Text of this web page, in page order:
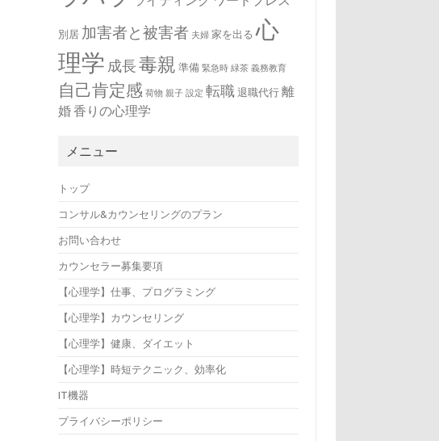
別居 加害者と被害者 夫婦 家を出る 心
理学 成長毒親 準備 緊急時 緑茶 義務教育
自己肯定感 荷物 親子 設定 転職 退職代行 離
婚香りの心理学
メニュー
トップ
コンサル&カウンセリングのプラン
お問い合わせ
カウンセラー募集要項
【心理学】仕事、プログラミング
【心理学】カウンセリング
【心理学】健康、ダイエット
【心理学】時短テクニック、効率化
IT機器
プライバシーポリシー